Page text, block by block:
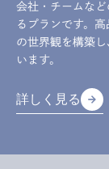
会社・チームな
るプランです。
の世界観を構築
います。
詳しく見る arrow_forward
arrow_forward